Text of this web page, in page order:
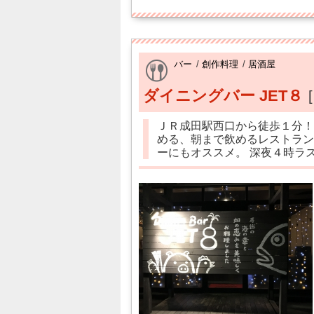
バー / 創作料理 / 居酒屋
ダイニングバー JET８
ＪＲ成田駅西口から徒歩１分
める、朝まで飲めるレストラ
ーにもオススメ。 深夜４時ラ